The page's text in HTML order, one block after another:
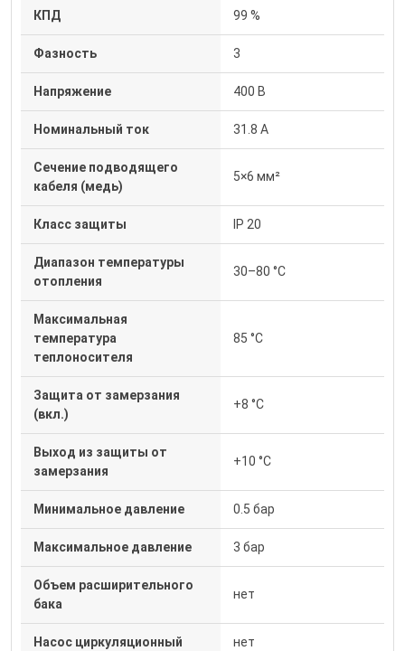
КПД 99 %
Фазность 3
Напряжение 400 В
Номинальный ток 31.8 А
Сечение подводящего
кабеля (медь)
5×6 мм²
Класс защиты IP 20
Диапазон температуры
отопления
30–80 °C
Максимальная
температура
теплоносителя
85 °C
Защита от замерзания
(вкл.)
+8 °C
Выход из защиты от
замерзания
+10 °C
Минимальное давление 0.5 бар
Максимальное давление 3 бар
Объем расширительного
бака
нет
Насос циркуляционный нет